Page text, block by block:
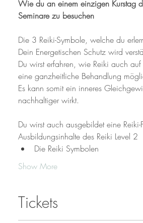
Wie du an einem einzigen Kurstag
Seminare zu besuchen
Die 3 Reiki-Symbole, welche du
Dein Energetischen Schutz wird
Du wirst erfahren, wie Reiki auch
eine ganzheitliche Behandlung
Es kann somit ein inneres
nachhaltiger wirkt.
Du wirst auch ausgebildet eine
Ausbildungsinhalte des Reiki Level 2
Die Reiki Symbolen
Show More
Tickets